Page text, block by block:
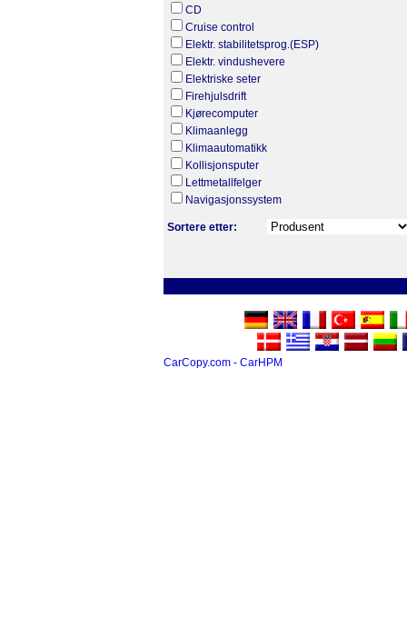
CD
Cruise control
Elektr. stabilitetsprog.(ESP)
Elektr. vindushevere
Elektriske seter
Firehjulsdrift
Kjørecomputer
Klimaanlegg
Klimaautomatikk
Kollisjonsputer
Lettmetallfelger
Navigasjonssystem
Sortere etter:
CarCopy.com - CarHPM